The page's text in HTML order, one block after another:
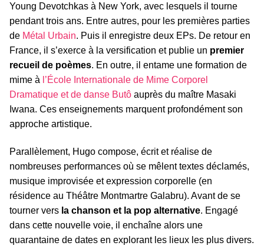
Young Devotchkas à New York, avec lesquels il tourne
pendant trois ans. Entre autres, pour les premières parties
de Métal Urbain. Puis il enregistre deux EPs. De retour en
France, il s’exerce à la versification et publie un premier
recueil de poèmes. En outre, il entame une formation de
mime à l’École Internationale de Mime Corporel
Dramatique et de danse Butô auprès du maître Masaki
Iwana. Ces enseignements marquent profondément son
approche artistique.
Parallèlement, Hugo compose, écrit et réalise de
nombreuses performances où se mêlent textes déclamés,
musique improvisée et expression corporelle (en
résidence au Théâtre Montmartre Galabru). Avant de se
tourner vers la chanson et la pop alternative. Engagé
dans cette nouvelle voie, il enchaîne alors une
quarantaine de dates en explorant les lieux les plus divers.